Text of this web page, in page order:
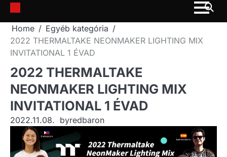
Skip
content
Home
Egyéb kategória
2022 THERMALTAKE NEONMAKER LIGHTING MIX
INVITATIONAL 1 ÉVAD
2022 THERMALTAKE
NEONMAKER LIGHTING MIX
INVITATIONAL 1 ÉVAD
2022.11.08. byredbaron